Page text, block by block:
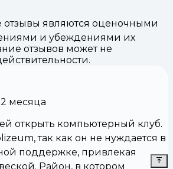
отзывы являются оценочными
и убеждениями их
отзывов может не
месяца
открыть компьютерный клуб.
так как он не нуждается в
поддержке, привлекая
Район, в котором